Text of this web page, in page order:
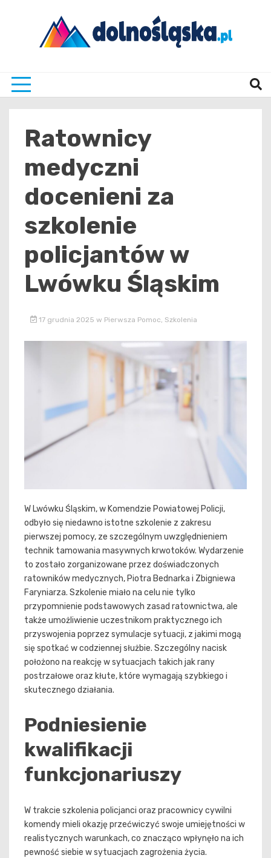
Ratownicy
medyczni
docenieni za
szkolenie
policjantów w
Lwówku Śląskim
17 grudnia 2025 w Pierwsza Pomoc Szkolenia
W Lwówku Śląskim, w Komendzie Powiatowej Policji,
odbyło się niedawno istotne szkolenie z zakresu
pierwszej pomocy, ze szczególnym uwzględnieniem
technik tamowania masywnych krwotoków. Wydarzenie
to zostało zorganizowane przez doświadczonych
ratowników medycznych, Piotra Bednarka i Zbigniewa
Faryniarza. Szkolenie miało na celu nie tylko
przypomnienie podstawowych zasad ratownictwa, ale
także umożliwienie uczestnikom praktycznego ich
przyswojenia poprzez symulacje sytuacji, z jakimi mogą
się spotkać w codziennej służbie. Szczególny nacisk
położono na reakcję w sytuacjach takich jak rany
postrzałowe oraz kłute, które wymagają szybkiego i
skutecznego działania.
Podniesienie
kwalifikacji
funkcjonariuszy
W trakcie szkolenia policjanci oraz pracownicy cywilni
komendy mieli okazję przećwiczyć swoje umiejętności w
realistycznych warunkach, co znacząco wpłynęło na ich
pewność siebie w sytuacjach zagrożenia życia.